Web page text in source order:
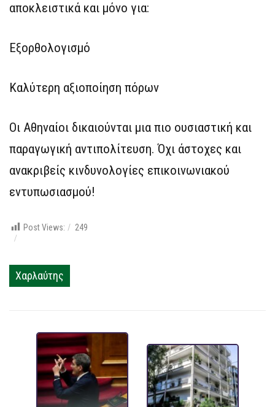
αποκλειστικά και μόνο για:
Εξορθολογισμό
Καλύτερη αξιοποίηση πόρων
Οι Αθηναίοι δικαιούνται μια πιο ουσιαστική και
παραγωγική αντιπολίτευση. Όχι άστοχες και
ανακριβείς κινδυνολογίες επικοινωνιακού
εντυπωσιασμού!
Post Views: 249
Χαρλαύτης